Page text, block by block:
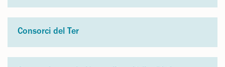
Consorci del Ter